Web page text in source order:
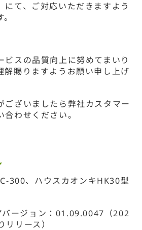
にて、ご対応いただきますよう
ビスの品質向上に努めてまいり
解賜りますようお願い申し上げ
ございましたら弊社カスタマー
わせください。
300、ハウスカオンキHK30型
バージョン：01.09.0047（202
リース）